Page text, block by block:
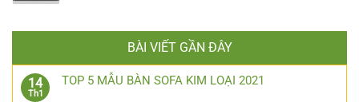
BÀI VIẾT GẦN ĐÂY
14
Th1
TOP 5 MẪU BÀN SOFA KIM LOẠI 2021